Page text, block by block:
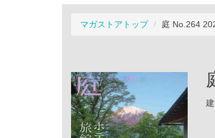
マガストアトップ 庭 No.264